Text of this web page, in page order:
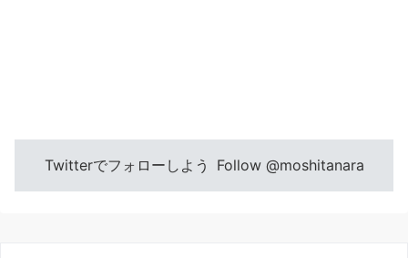
Twitterでフォローしよう Follow @moshitanara